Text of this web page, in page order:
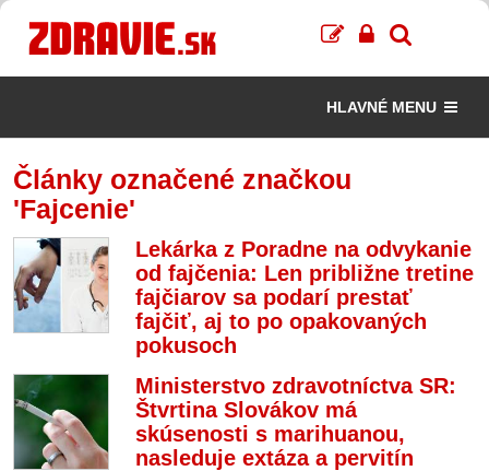
HLAVNÉ MENU
Články označené značkou
'Fajcenie'
Lekárka z Poradne na odvykanie
od fajčenia: Len približne tretine
fajčiarov sa podarí prestať
fajčiť, aj to po opakovaných
pokusoch
Ministerstvo zdravotníctva SR:
Štvrtina Slovákov má
skúsenosti s marihuanou,
nasleduje extáza a pervitín